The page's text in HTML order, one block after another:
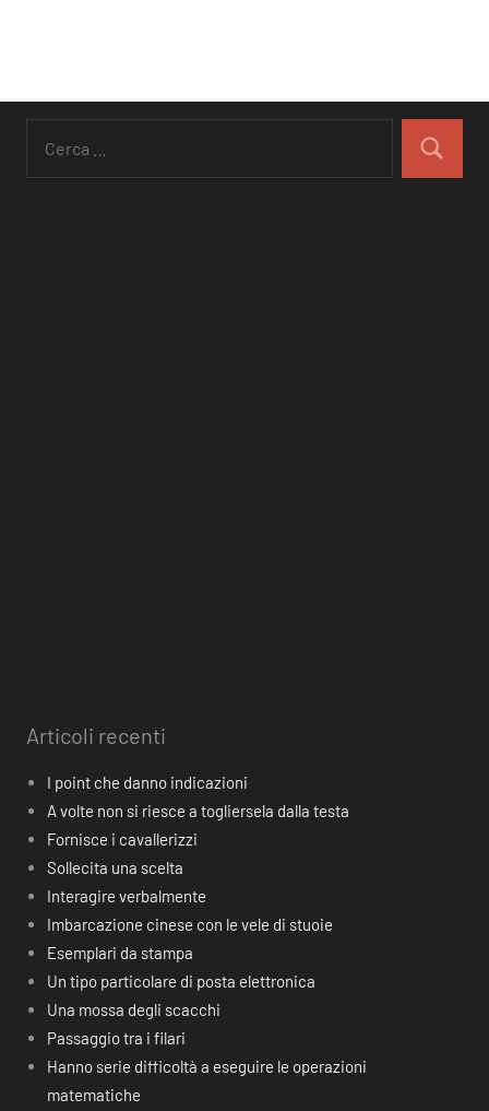
Articoli recenti
I point che danno indicazioni
A volte non si riesce a togliersela dalla testa
Fornisce i cavallerizzi
Sollecita una scelta
Interagire verbalmente
Imbarcazione cinese con le vele di stuoie
Esemplari da stampa
Un tipo particolare di posta elettronica
Una mossa degli scacchi
Passaggio tra i filari
Hanno serie difficoltà a eseguire le operazioni
matematiche